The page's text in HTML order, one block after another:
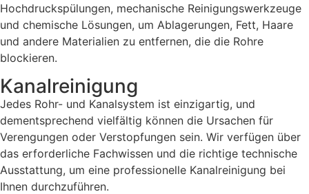
Hochdruckspülungen, mechanische Reinigungswerkzeuge
und chemische Lösungen, um Ablagerungen, Fett, Haare
und andere Materialien zu entfernen, die die Rohre
blockieren.
Kanalreinigung
Jedes Rohr- und Kanalsystem ist einzigartig, und
dementsprechend vielfältig können die Ursachen für
Verengungen oder Verstopfungen sein. Wir verfügen über
das erforderliche Fachwissen und die richtige technische
Ausstattung, um eine professionelle Kanalreinigung bei
Ihnen durchzuführen.